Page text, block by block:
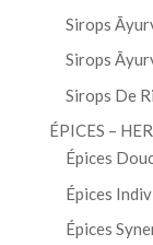
Sirops
Sirops
Sirops De
ÉPICES –
Épices
Épices
Épices